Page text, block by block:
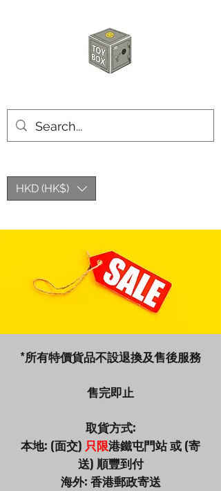
HKD (HK$)
*所有特價貨品不設退換及售後服務
​售完即止
取貨方式:
本地: (面交) 只限港鐵屯門站 或 (寄
送) 順豐到付
海外: 香港郵政寄送